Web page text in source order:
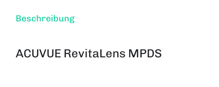
Beschreibung
ACUVUE RevitaLens MPDS